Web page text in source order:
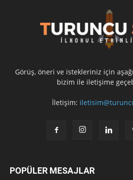
Görüş, öneri ve istekleriniz için
bizim ile iletişime
İletişim:
POPÜLER MESAJLAR